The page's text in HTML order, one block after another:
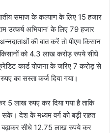
समाज के कल्याण के लिए 15 हजार
उत्कर्ष अभियान’ के लिए 79 हजार
की बात करें तो पीएम किसान
को 4.3 लाख करोड़ रुपये सीधे
कार्ड योजना के जरिए 7 करोड़ से
का सस्ता कर्ज दिया गया।
5 लाख रुपए कर दिया गया है ताकि
देश के मध्यम वर्ग को बड़ी राहत
सीधे 12.75 लाख रुपये कर